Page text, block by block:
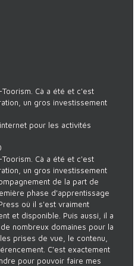
Cà a été et c'est
un gros investissement
pour les activités
Cà a été et c'est
un gros investissement
de la part de
phase d'apprentissage
où il s'est vraiment
et disponible. Puis aussi, il a
nombreux domaines pour la
prises de vue, le contenu,
C'est exactement
pour pouvoir faire mes